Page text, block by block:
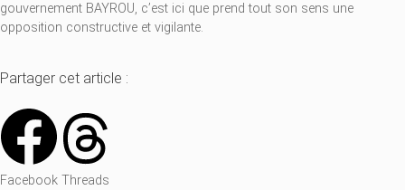
gouvernement BAYROU, c’est ici que prend tout son sens une
opposition constructive et vigilante.
Partager cet article :
Facebook Threads